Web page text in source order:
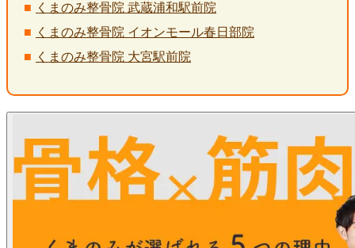
くまのみ整骨院 武蔵浦和駅前院
くまのみ整骨院 イオンモール春日部院
くまのみ整骨院 大宮駅前院